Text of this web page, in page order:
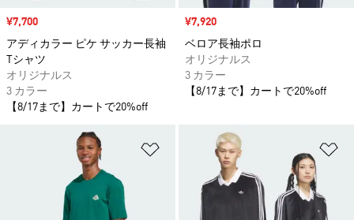
セール価格
¥7,700
アディカラー ピケ サッカー長袖
Tシャツ
オリジナルス
3 カラー
【8/17まで】カートで20%off
セール価格
¥7,920
ベロア長袖ポロ
オリジナルス
3 カラー
【8/17まで】カートで20%off
ほしいものリストに追加